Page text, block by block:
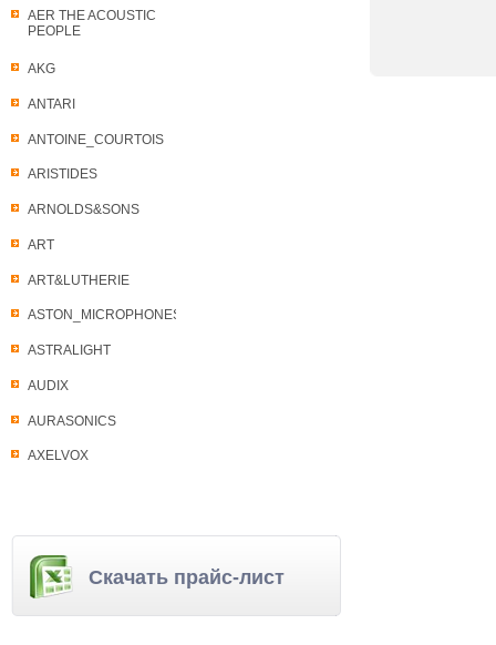
AER THE ACOUSTIC
PEOPLE
AKG
ANTARI
ANTOINE_COURTOIS
ARISTIDES
ARNOLDS&SONS
ART
ART&LUTHERIE
ASTON_MICROPHONES
ASTRALIGHT
AUDIX
AURASONICS
AXELVOX
Скачать прайс-лист